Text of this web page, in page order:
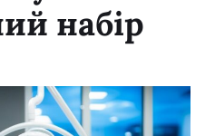
набір